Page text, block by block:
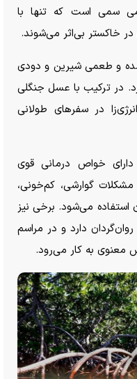
سمی است که تنها با
خاکستر بی‌اثر می‌شوند.
و طعمی شیرین و دودی
در ترکیب با عسل جنگلی
در سفر‌های طولانی
خواص درمانی قوی
گوارشی، کم‌خونی،
می‌شود. برخی نیز
دارد و در مراسم
معنوی به کار می‌رود.